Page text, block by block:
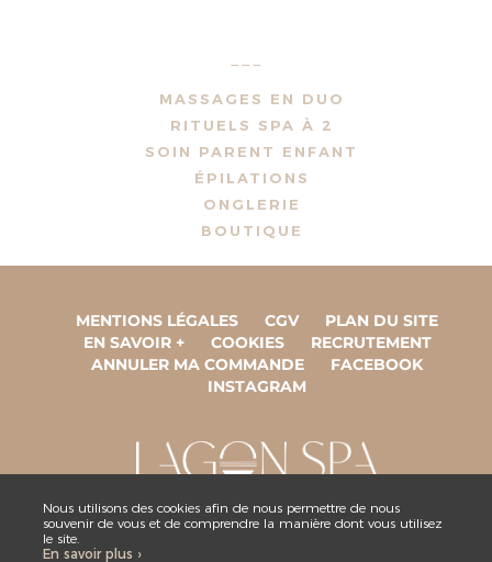
Nous utilisons des cookies afin de nous permettre de nous
souvenir de vous et de comprendre la manière dont vous utilisez
le site.
En savoir plus ›
---
MASSAGES EN DUO
RITUELS SPA À 2
SOIN PARENT ENFANT
ÉPILATIONS
ONGLERIE
BOUTIQUE
MENTIONS LÉGALES CGV
PLAN DU SITE
EN SAVOIR +
COOKIES
RECRUTEMENT
ANNULER MA COMMANDE
FACEBOOK
INSTAGRAM
ESPACE COLLABORATEUR